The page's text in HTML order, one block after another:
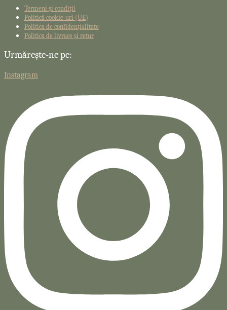
Termeni și condiții
Politică cookie-uri (UE)
Politica de confidențialitate
Politica de livrare și retur
Urmărește-ne pe:
Instagram